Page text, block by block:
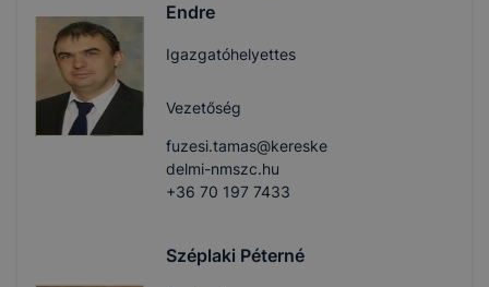
Endre
Igazgatóhelyettes
Vezetőség
fuzesi.tamas@kereske
delmi-nmszc.hu
+36 70 197 7433
Széplaki Péterné